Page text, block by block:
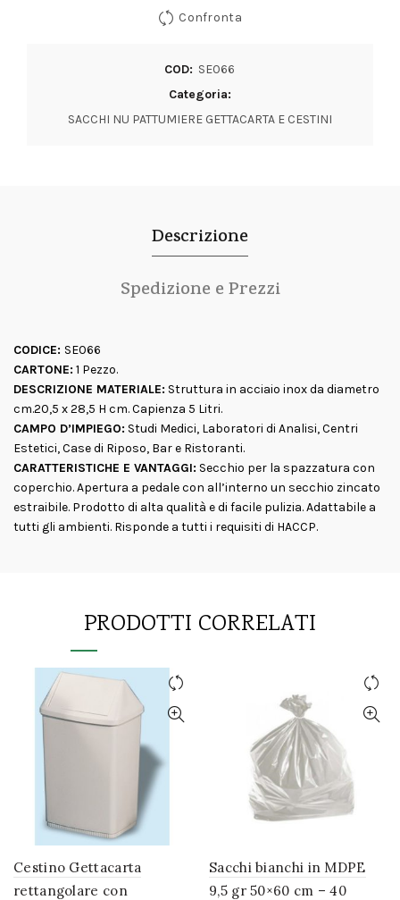
Confronta
COD: SE066
Categoria:
SACCHI NU PATTUMIERE GETTACARTA E CESTINI
Descrizione
Spedizione e Prezzi
CODICE: SE066
CARTONE: 1 Pezzo.
DESCRIZIONE MATERIALE: Struttura in acciaio inox da diametro
cm.20,5 x 28,5 H cm. Capienza 5 Litri.
CAMPO D’IMPIEGO: Studi Medici, Laboratori di Analisi, Centri
Estetici, Case di Riposo, Bar e Ristoranti.
CARATTERISTICHE E VANTAGGI: Secchio per la spazzatura con
coperchio. Apertura a pedale con all’interno un secchio zincato
estraibile. Prodotto di alta qualità e di facile pulizia. Adattabile a
tutti gli ambienti. Risponde a tutti i requisiti di HACCP.
PRODOTTI CORRELATI
Cestino Gettacarta
rettangolare con
Sacchi bianchi in MDPE
9,5 gr 50×60 cm – 40